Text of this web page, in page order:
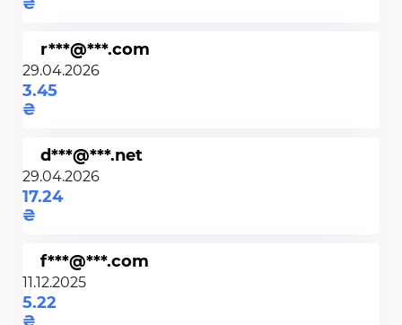
r***@***.com
29.04.2026
3.45
d***@***.net
29.04.2026
17.24
f***@***.com
11.12.2025
5.22